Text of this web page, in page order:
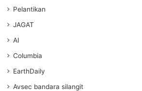
Pelantikan
JAGAT
AI
Columbia
EarthDaily
Avsec bandara silangit